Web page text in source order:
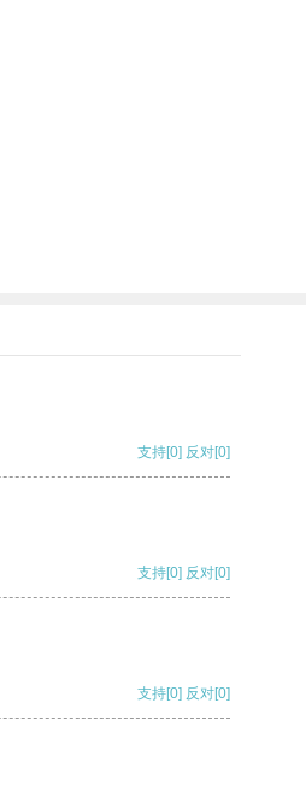
支持[0] 反对[0]
支持[0] 反对[0]
支持[0] 反对[0]